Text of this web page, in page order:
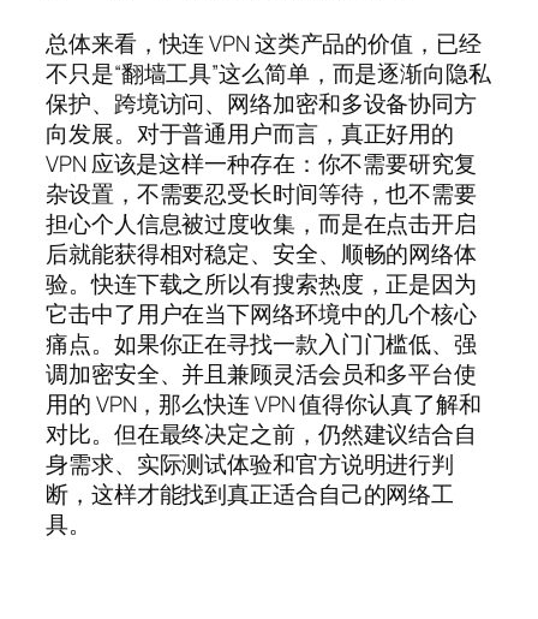
总体来看，快连 VPN 这类产品的价值，已经
不只是“翻墙工具”这么简单，而是逐渐向隐私
保护、跨境访问、网络加密和多设备协同方
向发展。对于普通用户而言，真正好用的
VPN 应该是这样一种存在：你不需要研究复
杂设置，不需要忍受长时间等待，也不需要
担心个人信息被过度收集，而是在点击开启
后就能获得相对稳定、安全、顺畅的网络体
验。快连下载之所以有搜索热度，正是因为
它击中了用户在当下网络环境中的几个核心
痛点。如果你正在寻找一款入门门槛低、强
调加密安全、并且兼顾灵活会员和多平台使
用的 VPN，那么快连 VPN 值得你认真了解和
对比。但在最终决定之前，仍然建议结合自
身需求、实际测试体验和官方说明进行判
断，这样才能找到真正适合自己的网络工
具。